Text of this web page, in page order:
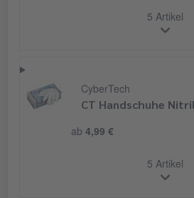
5 Artikel
CyberTech
CT Handschuhe
ab 4,99 €
5 Artikel